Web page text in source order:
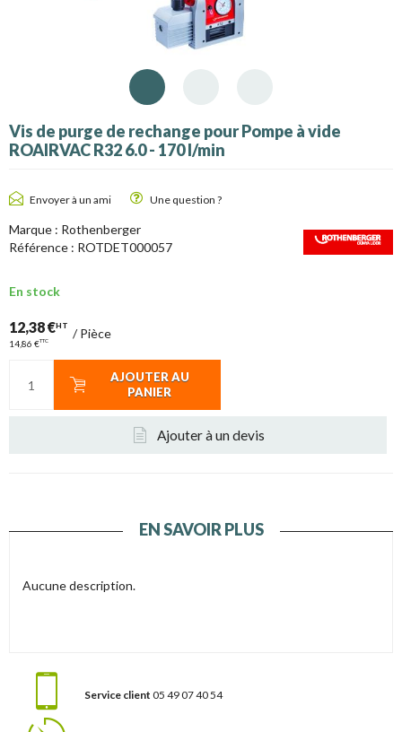
Vis de purge de rechange pour Pompe à vide
ROAIRVAC R32 6.0 - 170 l/min
Envoyer à un ami Une question ?
Marque : Rothenberger
Référence : ROTDET000057
En stock
12,38 €HT
14,86 €TTC /Pièce
AJOUTER AU
PANIER
Ajouter à un devis
EN SAVOIR PLUS
Aucune description.
Service client 05 49 07 40 54